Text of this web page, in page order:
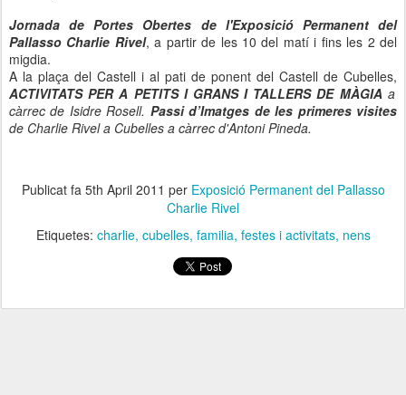
Jornada de Portes Obertes de l'Exposició Permanent del
Pallasso Charlie Rivel, a partir de les 10 del matí i fins les 2 del
migdia.
A la plaça del Castell i al pati de ponent del Castell de Cubelles,
ACTIVITATS PER A PETITS I GRANS I TALLERS DE MÀGIAa
càrrec de Isidre Rosell. Passi d’Imatges de les primeres visites
de Charlie Rivel a Cubelles a càrrec d'Antoni Pineda.
Publicat fa 5th April 2011 per Exposició Permanent del Pallasso
Charlie Rivel
Etiquetes: charlie cubelles familia festes i activitats nens